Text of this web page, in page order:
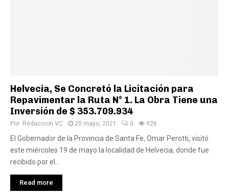
Helvecia, Se Concretó la Licitación para
Repavimentar la Ruta N° 1. La Obra Tiene una
Inversión de $ 353.709.934
Por: Redaccion VC 20 mayo, 2021 0 926
El Gobernador de la Provincia de Santa Fe, Omar Perotti, visitó
este miércoles 19 de mayo la localidad de Helvecia, donde fue
recibido por el...
Read more